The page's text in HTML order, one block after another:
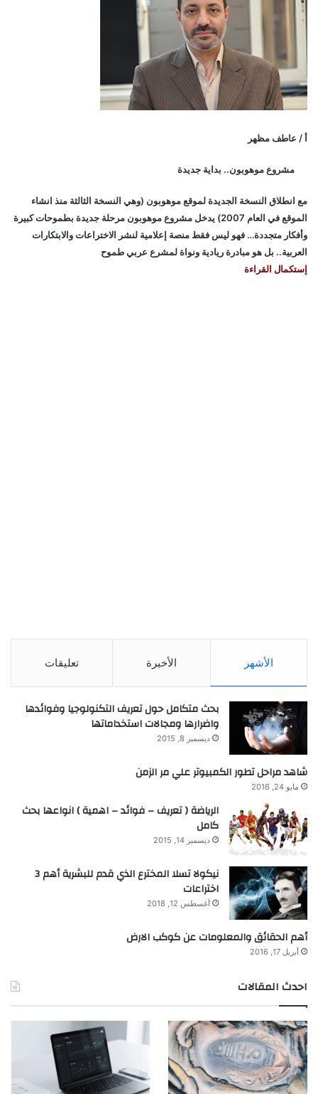
أ / عاطف مظهر
مشروع موهوبون.. بداية جديدة
مع انطلاق النسخة الجديدة لموقع موهوبون (وهي النسخة الثالثة منذ انشاء
الموقع في العام 2007) يدخل مشروع موهوبون مرحلة جديدة بطموحات كبيرة
وأفكار متجددة… فهو ليس فقط منصة إعلامية لنشر الاختراعات والابتكارات
العربية.. بل هو مبادرة ريادية ونواة لمشرع عربي طموح
إستكمال القراءة
الأشهر الأخيرة تعليقات
بحث متكامل حول تعريف التكنولوجيا وفوائدها
واضرارها ومجالات استخداماتها
ديسمبر 8, 2015
شاهد مراحل تطور الكمبيوتر علي مر الزمن
مايو 24, 2016
الرياضة ( تعريف – فوائد – اهمية ) انواعها بحث
كامل
ديسمبر 14, 2015
نيكولا تسلا المخترع الذي قدم للبشرية أهم 3
اختراعات
أغسطس 12, 2018
أهم الحقائق والمعلومات عن كوكب الارض
أبريل 17, 2016
احدث المقالات